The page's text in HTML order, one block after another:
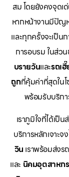
สม โดยยังคงจุดเ
หากหน้างานมีปัญ
และทุกครั้งจะเป็
การอบรม ในส่ว
บรายวันและรถเ
ถูกที่คุ้มค่าที่สุดใน
พร้อมรับบริก
เราภูมิใจที่ได้เป็
บริการหลักเจาะจ
วิน เราพร้อมส่งร
และ นิคมอุตสาหก